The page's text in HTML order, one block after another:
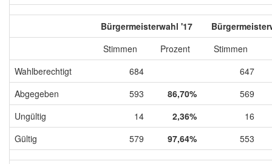
Bürgermeisterwahl '17
Stimmen
Prozent Stimmen
Wahlberechtigt
684
647
Abgegeben
593 86,70%
569
Ungültig
14 2,36%
16
Gültig
579 97,64% 553